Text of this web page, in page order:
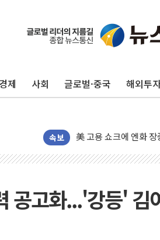
경제 사회 글로벌·중국 해외투
속보
미 연준 매파 기세 꺾이
[종합] 이슬람 수니파
美 항소법원, 백악관
이란 핵심 원유 수출
[AI MY 뉴스] 뉴욕 반
뉴욕증시 프리뷰, 美
[사진] 이슬람 수니파
뉴욕증시 개장 전 특징
공고화...'강등' 김